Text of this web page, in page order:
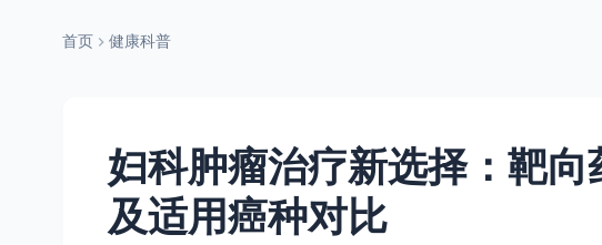
首页 健康科普
妇科肿瘤治疗新选择：靶向
及适用癌种对比